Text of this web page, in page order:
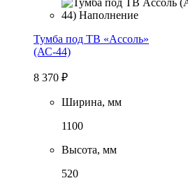
Тумба под ТВ «Ассоль»
(АС-44)
8 370 ₽
Ширина, мм
1100
Высота, мм
520